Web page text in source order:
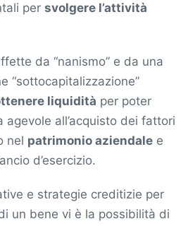
per svolgere l’attività
da “nanismo” e da una
“sottocapitalizzazione”
liquidità per poter
agevole all’acquisto dei fattori
nel patrimonio aziendale e
d’esercizio.
e strategie creditizie per
un bene vi è la possibilità di